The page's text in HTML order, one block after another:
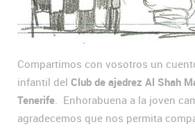
Compartimos con vosotros un
infantil del Club de ajedrez Al Shah
Tenerife . Enhorabuena a la joven
agradecemos que nos permita